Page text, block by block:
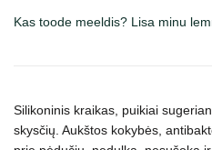
Kas toode meeldis? Lisa minu
Silikoninis kraikas, puikiai
skysčių. Aukštos kokybės,